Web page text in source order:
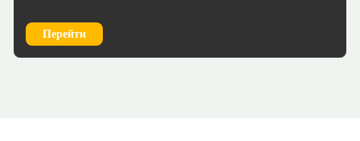
Перейти